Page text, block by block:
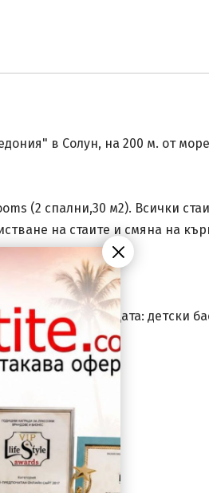
в Солун, на 200 м. от
(2 спални,30 м2). Всички
на стаите и смяна на
паркинг. За децата: детски